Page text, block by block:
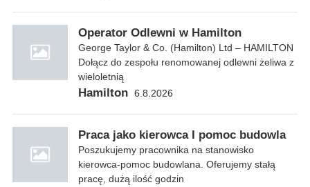
Operator Odlewni w Hamilton
George Taylor & Co. (Hamilton) Ltd – HAMILTON
Dołącz do zespołu renomowanej odlewni żeliwa z
wieloletnią
Hamilton 6.8.2026
Praca jako kierowca I pomoc budowla
Poszukujemy pracownika na stanowisko
kierowca-pomoc budowlana. Oferujemy stałą
pracę, dużą ilość godzin